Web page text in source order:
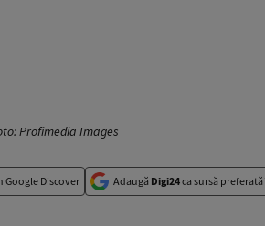
Profimedia Images
Google Discover Adaugă Digi24ca sursă